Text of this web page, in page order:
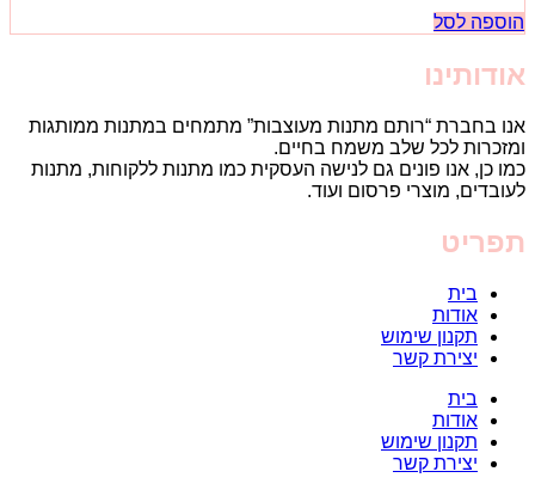
הוספה לסל
אודותינו
אנו בחברת “רותם מתנות מעוצבות” מתמחים במתנות ממותגות
ומזכרות לכל שלב משמח בחיים.
כמו כן, אנו פונים גם לנישה העסקית כמו מתנות ללקוחות, מתנות
לעובדים, מוצרי פרסום ועוד.
תפריט
בית
אודות
תקנון שימוש
יצירת קשר
בית
אודות
תקנון שימוש
יצירת קשר